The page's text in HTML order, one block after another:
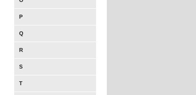
P
Q
R
S
T